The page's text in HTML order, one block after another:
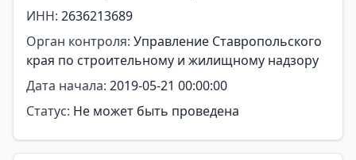
ИНН: 2636213689
Орган контроля: Управление Ставропольского
края по строительному и жилищному надзору
Дата начала: 2019-05-21 00:00:00
Статус: Не может быть проведена